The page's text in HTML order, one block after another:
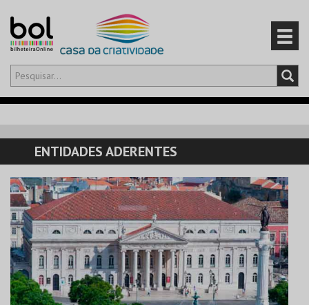
Olá,iniciar sessão
CARRINHO
EVENTOS
CARTÕES
PRODUTOS
ENTIDADES ADERENTES